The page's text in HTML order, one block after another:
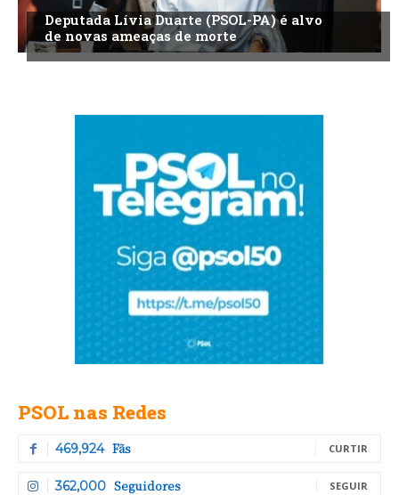
Deputada Lívia Duarte (PSOL-PA) é alvo
de novas ameaças de morte
PSOL nas Redes
469,924 Fãs CURTIR
362,000 Seguidores SEGUIR